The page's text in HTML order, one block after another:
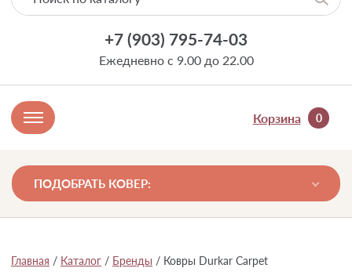
+7 (903) 795-74-03
Ежедневно с 9.00 до 22.00
Корзина 0
ПОДОБРАТЬ КОВЕР:
Главная / Каталог / Бренды / Ковры Durkar Carpet